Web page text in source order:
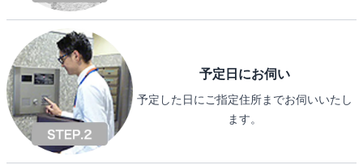
予定日にお伺い
予定した日にご指定住所までお伺いいたし
ます。